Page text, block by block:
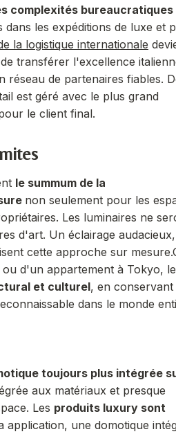
complexités bureaucratiques
les expéditions de luxe et
la logistique internationale
transférer l'excellence
réseau de partenaires fiables.
est géré avec le plus grand
le client final.
le summum de la
non seulement pour les
Les luminaires ne
d'art. Un éclairage audacieux,
cette approche sur mesure.
d'un appartement à Tokyo, le
et culturel, en conservant
dans le monde
toujours plus intégrée
aux matériaux et presque
Les produits luxury sont
application, une domotique